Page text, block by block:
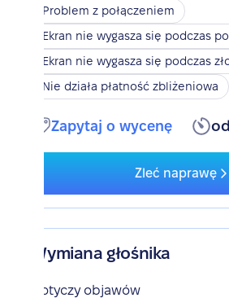
Problem z połączeniem
Ekran nie wygasza się podczas
Ekran nie wygasza się podczas
Nie działa płatność zbliżeniowa
Zapytaj o wycenę
Zleć naprawę
Wymiana głośnika
Dotyczy objawów